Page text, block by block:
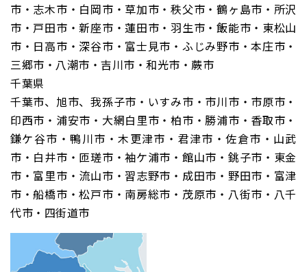
市・志木市・白岡市・草加市・秩父市・鶴ヶ島市・所沢
市・戸田市・新座市・蓮田市・羽生市・飯能市・東松山
市・日高市・深谷市・富士見市・ふじみ野市・本庄市・
三郷市・八潮市・吉川市・和光市・蕨市
千葉県
千葉市、旭市、我孫子市・いすみ市・市川市・市原市・
印西市・浦安市・大網白里市・柏市・勝浦市・香取市・
鎌ケ谷市・鴨川市・木更津市・君津市・佐倉市・山武
市・白井市・匝瑳市・袖ケ浦市・館山市・銚子市・東金
市・富里市・流山市・習志野市・成田市・野田市・富津
市・船橋市・松戸市・南房総市・茂原市・八街市・八千
代市・四街道市